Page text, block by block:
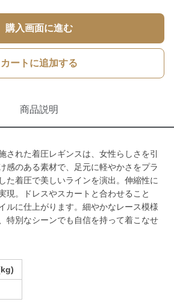
購入画面に進む
カートに追加する
商品説明
された着圧レギンスは、女性らしさを引
感のある素材で、足元に軽やかさをプラ
た着圧で美しいラインを演出。伸縮性に
現。ドレスやスカートと合わせること
ルに仕上がります。細やかなレース模様
特別なシーンでも自信を持って着こなせ